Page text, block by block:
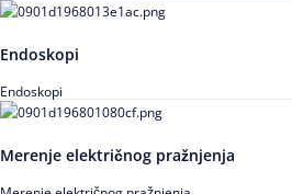
Endoskopi
Endoskopi
Merenje električnog pražnjenja